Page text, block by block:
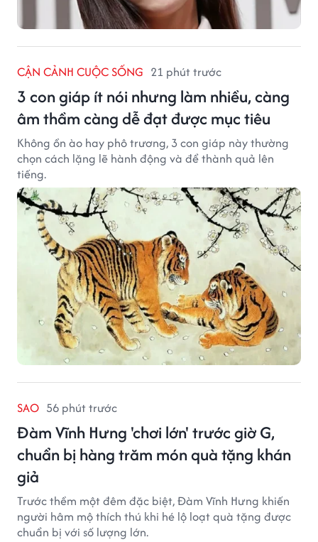
CẬN CẢNH CUỘC SỐNG 21 phút trước
3 con giáp ít nói nhưng làm nhiều, càng
âm thầm càng dễ đạt được mục tiêu
Không ồn ào hay phô trương, 3 con giáp này thường
chọn cách lặng lẽ hành động và để thành quả lên
tiếng.
SAO 56 phút trước
Đàm Vĩnh Hưng 'chơi lớn' trước giờ G,
chuẩn bị hàng trăm món quà tặng khán
giả
Trước thềm một đêm đặc biệt, Đàm Vĩnh Hưng khiến
người hâm mộ thích thú khi hé lộ loạt quà tặng được
chuẩn bị với số lượng lớn.